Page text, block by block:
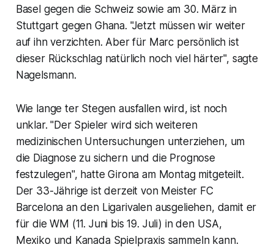
Basel gegen die Schweiz sowie am 30. März in
Stuttgart gegen Ghana. "Jetzt müssen wir weiter
auf ihn verzichten. Aber für Marc persönlich ist
dieser Rückschlag natürlich noch viel härter", sagte
Nagelsmann.
Wie lange ter Stegen ausfallen wird, ist noch
unklar. "Der Spieler wird sich weiteren
medizinischen Untersuchungen unterziehen, um
die Diagnose zu sichern und die Prognose
festzulegen", hatte Girona am Montag mitgeteilt.
Der 33-Jährige ist derzeit von Meister FC
Barcelona an den Ligarivalen ausgeliehen, damit er
für die WM (11. Juni bis 19. Juli) in den USA,
Mexiko und Kanada Spielpraxis sammeln kann.